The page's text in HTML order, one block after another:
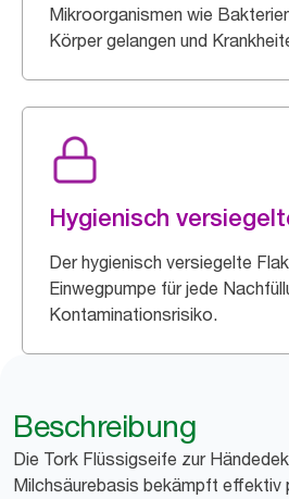
Mikroorganismen wie
Körper gelangen und
Hygienisch
Der hygienisch versiegelte
Einwegpumpe für jede
Kontaminationsrisiko.
Beschreibung
Die Tork Flüssigseife zur
Milchsäurebasis bekämpft effektiv